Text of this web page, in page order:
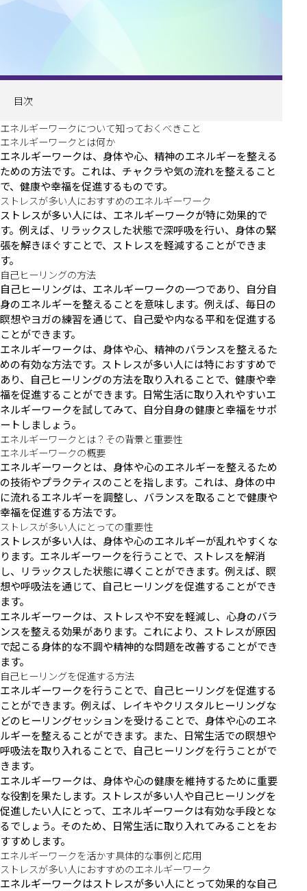
目次
エネルギーワークについて知っておくべきこと
エネルギーワークとは何か
エネルギーワークは、身体や心、精神のエネルギーを整える
ための方法です。これは、チャクラや気の流れを整えること
で、健康や幸福を促進するものです。
ストレスが多い人におすすめのエネルギーワーク
ストレスが多い人には、エネルギーワークが特に効果的で
す。例えば、リラックスした状態で深呼吸を行い、身体の緊
張を解きほぐすことで、ストレスを軽減することができま
す。
自己ヒーリングの方法
自己ヒーリングは、エネルギーワークの一つであり、自分自
身のエネルギーを整えることを意味します。例えば、毎日の
瞑想やヨガの練習を通じて、自己愛や内なる平和を促進する
ことができます。
エネルギーワークは、身体や心、精神のバランスを整えるた
めの有効な方法です。ストレスが多い人には特におすすめで
あり、自己ヒーリングの方法を取り入れることで、健康や幸
福を促進することができます。日常生活に取り入れやすいエ
ネルギーワークを試してみて、自分自身の健康と幸福をサポ
ートしましょう。
エネルギーワークとは？その背景と重要性
エネルギーワークの概要
エネルギーワークとは、身体や心のエネルギーを整えるため
の技術やプラクティスのことを指します。これは、身体の中
に流れるエネルギーを調整し、バランスを取ることで健康や
幸福を促進する方法です。
ストレスが多い人にとっての重要性
ストレスが多い人は、身体や心のエネルギーが乱れやすくな
ります。エネルギーワークを行うことで、ストレスを解消
し、リラックスした状態に導くことができます。例えば、瞑
想や呼吸法を通じて、自己ヒーリングを促進することができ
ます。
エネルギーワークは、ストレスや不安を軽減し、心身のバラ
ンスを整える効果があります。これにより、ストレスが原因
で起こる身体的な不調や精神的な問題を改善することができ
ます。
自己ヒーリングを促進する方法
エネルギーワークを行うことで、自己ヒーリングを促進する
ことができます。例えば、レイキやクリスタルヒーリングな
どのヒーリングセッションを受けることで、身体や心のエネ
ルギーを整えることができます。また、日常生活での瞑想や
呼吸法を取り入れることで、自己ヒーリングを行うことがで
きます。
エネルギーワークは、身体や心の健康を維持するために重要
な役割を果たします。ストレスが多い人や自己ヒーリングを
促進したい人にとって、エネルギーワークは有効な手段とな
るでしょう。そのため、日常生活に取り入れてみることをお
すすめします。
エネルギーワークを活かす具体的な事例と応用
ストレスが多い人におすすめのエネルギーワーク
エネルギーワークはストレスが多い人にとって効果的な自己